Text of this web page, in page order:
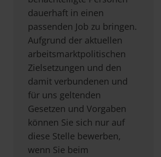
dauerhaft in einen
passenden Job zu bringen.
Aufgrund der aktuellen
arbeitsmarktpolitischen
Zielsetzungen und den
damit verbundenen und
für uns geltenden
Gesetzen und Vorgaben
können Sie sich nur auf
diese Stelle bewerben,
wenn Sie beim